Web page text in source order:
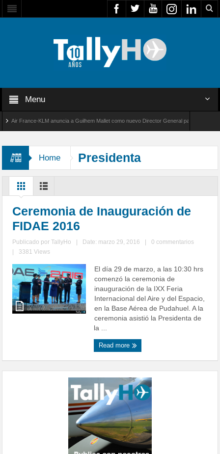
Menu
France-KLM anuncia a Guilhem Mallet como nuevo Director General para América Latina
Home Presidenta
Ceremonia de Inauguración de
FIDAE 2016
Publicado porTallyHo Date: marzo 29, 2016
0 commentarios
3381 Views
El día 29 de marzo, a las 10:30 hrs
comenzó la ceremonia de
inauguración de la IXX Feria
Internacional del Aire y del Espacio,
en la Base Aérea de Pudahuel. A la
ceremonia asistió la Presidenta de
la ...
Read more